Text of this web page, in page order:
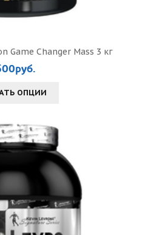
Game Changer Mass 3 кг
ОПЦИИ